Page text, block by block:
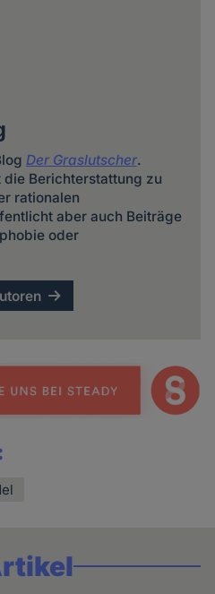
Der Graslutscher.
Berichterstattung zu
rationalen
aber auch Beiträge
oder